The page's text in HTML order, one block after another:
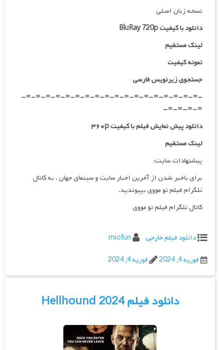
نسخه زبان اصلی
دانلود با کیفیت BluRay 720p
لینک مستقیم
نمونه کیفیت
جستجوی زیرنویس فارسی
-=-=-=-=-=-=-=-=-=-=-=-=-=-=-=-=-=-=-
=-=-=-=-
دانلود پیش نمایش فیلم با کیفیت ۳۶۰p
لینک مستقیم
پیشنهادات سایت:
برای باخبر شدن از آخرین اخبار سایت و سینمای جهان ، به کانال
تلگرام فیلم تو مووی بپیوندید.
کانال تلگرام فیلم تو مووی
دانلود فیلم خارجی
miofun
فوریه 4, 2024
فوریه 4, 2024
دانلود فیلم Hellhound 2024